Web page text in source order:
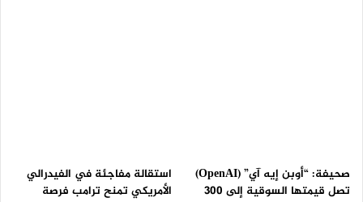
صحيفة: “أوبن إيه آي” (OpenAI)
تصل قيمتها السوقية إلى 300
استقالة مفاجئة في الفيدرالي
الأمريكي تمنح ترامب فرصة